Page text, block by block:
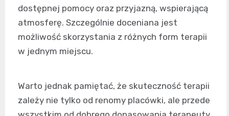
dostępnej pomocy oraz przyjazną, wspierającą
atmosferę. Szczególnie doceniana jest
możliwość skorzystania z różnych form terapii
w jednym miejscu.
Warto jednak pamiętać, że skuteczność terapii
zależy nie tylko od renomy placówki, ale przede